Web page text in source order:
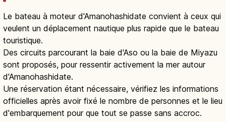
Le bateau à moteur d'Amanohashidate convient à ceux qui
veulent un déplacement nautique plus rapide que le bateau
touristique.
Des circuits parcourant la baie d'Aso ou la baie de Miyazu
sont proposés, pour ressentir activement la mer autour
d'Amanohashidate.
Une réservation étant nécessaire, vérifiez les informations
officielles après avoir fixé le nombre de personnes et le lieu
d'embarquement pour que tout se passe sans accroc.